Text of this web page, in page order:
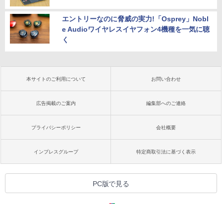
エントリーなのに脅威の実力!「Osprey」Nobl
e Audioワイヤレスイヤフォン4機種を一気に聴
く
本サイトのご利用について お問い合わせ
広告掲載のご案内 編集部へのご連絡
プライバシーポリシー 会社概要
インプレスグループ 特定商取引法に基づく表示
PC版で見る